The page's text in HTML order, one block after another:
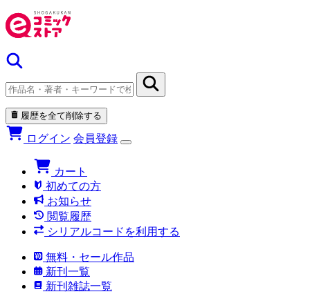
履歴を全て削除する
ログイン 会員登録
カート
初めての方
お知らせ
閲覧履歴
シリアルコードを利用する
無料・セール作品
新刊一覧
新刊雑誌一覧